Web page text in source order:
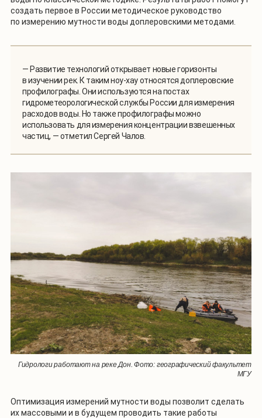
создать первое в России методическое руководство
по измерению мутности воды доплеровскими методами.
— Развитие технологий открывает новые горизонты
в изучении рек. К таким ноу-хау относятся доплеровские
профилографы. Они используются на постах
гидрометеорологической службы России для измерения
расходов воды. Но также профилографы можно
использовать для измерения концентрации взвешенных
частиц, — отметил Сергей Чалов.
Гидрологи работают на реке Дон. Фото: географический факультет
МГУ
Оптимизация измерений мутности воды позволит сделать
их массовыми и в будущем проводить такие работы